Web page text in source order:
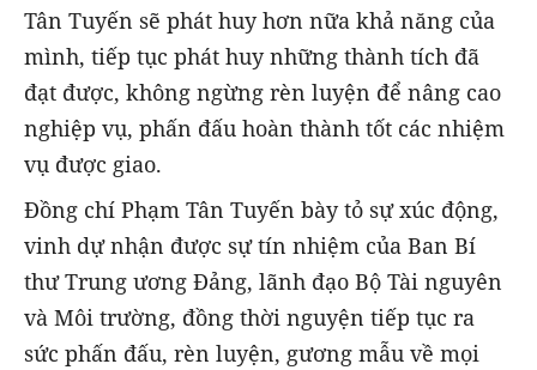
Tân Tuyến sẽ phát huy hơn nữa khả năng của
mình, tiếp tục phát huy những thành tích đã
đạt được, không ngừng rèn luyện để nâng cao
nghiệp vụ, phấn đấu hoàn thành tốt các nhiệm
vụ được giao.
Đồng chí Phạm Tân Tuyến bày tỏ sự xúc động,
vinh dự nhận được sự tín nhiệm của Ban Bí
thư Trung ương Đảng, lãnh đạo Bộ Tài nguyên
và Môi trường, đồng thời nguyện tiếp tục ra
sức phấn đấu, rèn luyện, gương mẫu về mọi